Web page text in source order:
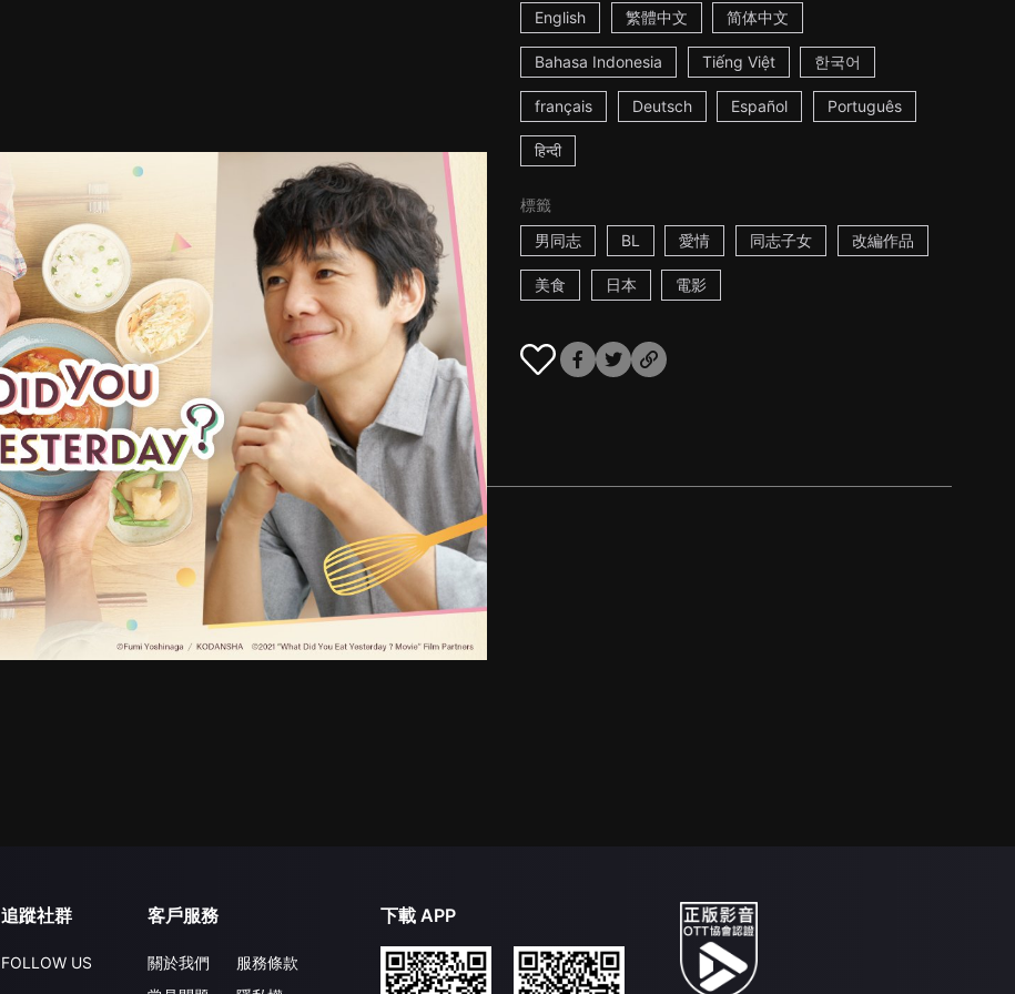
English 繁體中文 简体中文
Bahasa Indonesia Tiếng Việt 한국어
français Deutsch Español Português
हिन्दी
標籤
男同志
BL 愛情 同志子女 改編作品
美食 日本 電影
追蹤社群
FOLLOW US
客戶服務
關於我們
服務條款
下載 APP